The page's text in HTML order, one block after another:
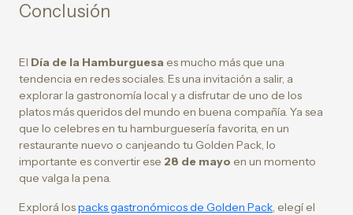
Conclusión
El Día de la Hamburguesa es mucho más que una
tendencia en redes sociales. Es una invitación a salir, a
explorar la gastronomía local y a disfrutar de uno de los
platos más queridos del mundo en buena compañía. Ya sea
que lo celebres en tu hamburguesería favorita, en un
restaurante nuevo o canjeando tu Golden Pack, lo
importante es convertir ese 28 de mayo en un momento
que valga la pena.
Explorá lospacks gastronómicos de Golden Pack, elegí el